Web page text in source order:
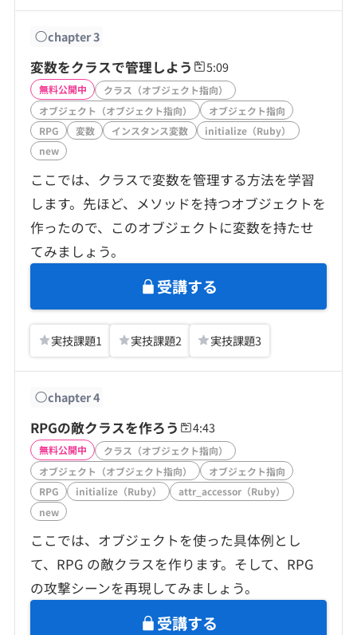
chapter3
変数をクラスで管理しよう 5:09
無料公開中
クラス（オブジェクト指向）
オブジェクト（オブジェクト指向）
オブジェクト指向
RPG
変数 インスタンス変数
initialize（Ruby）
new
ここでは、クラスで変数を管理する方法を学習
します。先ほど、メソッドを持つオブジェクトを
作ったので、このオブジェクトに変数を持たせ
てみましょう。
受講する
実技課題1 実技課題2 実技課題3
chapter4
RPGの敵クラスを作ろう 4:43
無料公開中
クラス（オブジェクト指向）
オブジェクト（オブジェクト指向）
オブジェクト指向
RPG
initialize（Ruby）
attr_accessor（Ruby）
new
ここでは、オブジェクトを使った具体例とし
て、RPG の敵クラスを作ります。そして、RPG
の攻撃シーンを再現してみましょう。
受講する